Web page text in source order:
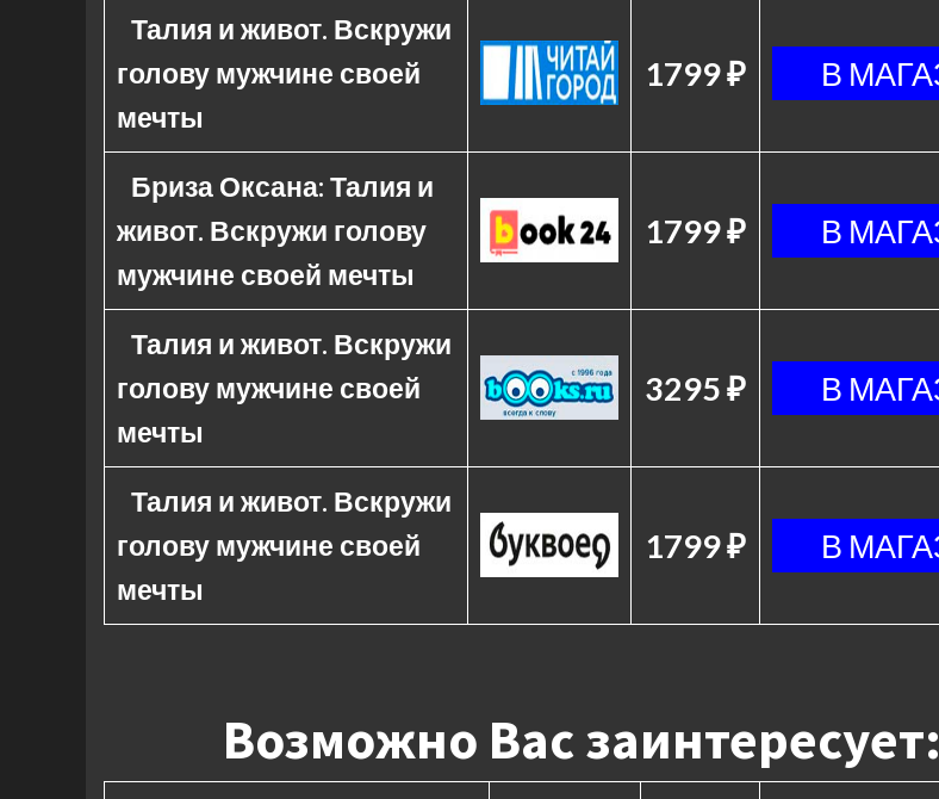
Талия и живот. Вскружи
голову мужчине своей
мечты
1799 ₽
Бриза Оксана: Талия и
живот. Вскружи голову
мужчине своей мечты
1799 ₽
Талия и живот. Вскружи
голову мужчине своей
мечты
3295 ₽
Талия и живот. Вскружи
голову мужчине своей
мечты
1799 ₽
Возможно Вас заинтересует: